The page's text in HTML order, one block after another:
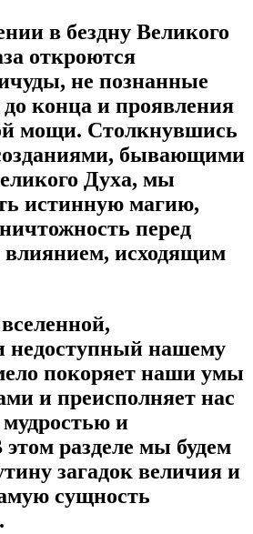
в бездну Великого
откроются
не познанные
до конца и проявления
мощи. Столкнувшись
бывающими
Духа, мы
истинную магию,
перед
исходящим
недоступный нашему
покоряет наши умы
и преисполняет нас
и
разделе мы будем
загадок величия и
сущность